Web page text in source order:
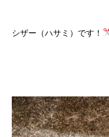
シザー（ハサミ）です！